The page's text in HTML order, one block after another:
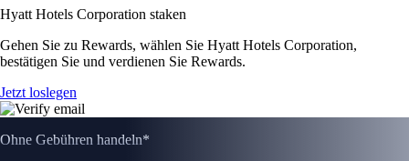
Hyatt Hotels Corporation staken
Gehen Sie zu Rewards, wählen Sie Hyatt Hotels Corporation,
bestätigen Sie und verdienen Sie Rewards.
Jetzt loslegen
Ohne Gebühren handeln*